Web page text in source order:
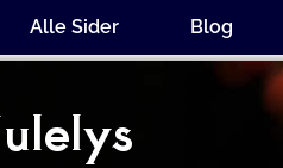
Alle Sider Blog